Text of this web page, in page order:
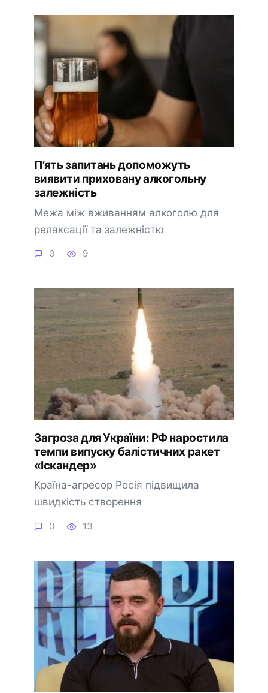
П’ять запитань допоможуть
виявити приховану алкогольну
залежність
Межа між вживанням алкоголю для
релаксації та залежністю
0 9
Загроза для України: РФ наростила
темпи випуску балістичних ракет
«Іскандер»
Країна-агресор Росія підвищила
швидкість створення
0 13